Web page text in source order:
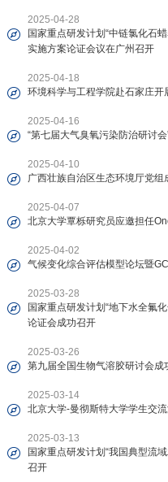
2025-04-28
国家重点研发计划“中链氯化石
实施方案论证会议在广州召开
2025-04-18
环境科学与工程学院赴石家庄开
2025-04-16
“第七届大气臭氧污染防治研讨
2025-04-10
广西壮族自治区生态环境厅党
2025-04-07
北京大学覃栎研究员应邀担任
2025-04-02
气候变化综合评估模型论坛暨
2025-03-28
国家重点研发计划“地下水全氟
论证会成功召开
2025-03-26
第九届全国生物气溶胶研讨会成
2025-03-14
北京大学-曼彻斯特大学学生交
2025-03-13
国家重点研发计划“我国典型流
召开